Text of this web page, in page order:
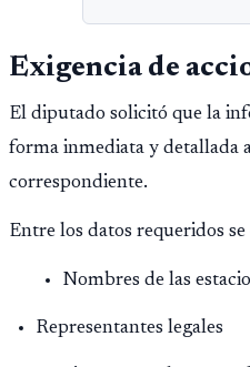
Exigencia de
El diputado solicitó que la
forma inmediata y detallada
correspondiente.
Entre los datos requeridos
Nombres de las
Representantes legales